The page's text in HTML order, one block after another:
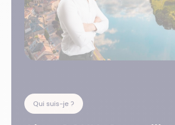
Qui suis-je ?